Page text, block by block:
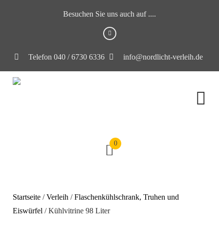
Besuchen Sie uns auch auf ....
Telefon 040 / 6730 6336 info@nordlicht-verleih.de
0
Startseite /Verleih /Flaschenkühlschrank, Truhen und
Eiswürfel / Kühlvitrine 98 Liter